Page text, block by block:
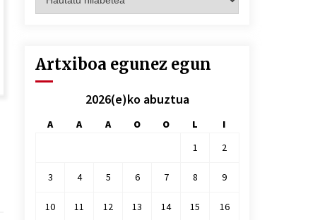
hilez
Artxiboa egunez egun
2026(e)ko abuztua
A A A O O L
I
1
2
3 4 5 6 7 8 9
10 11 12 13 14 15 16